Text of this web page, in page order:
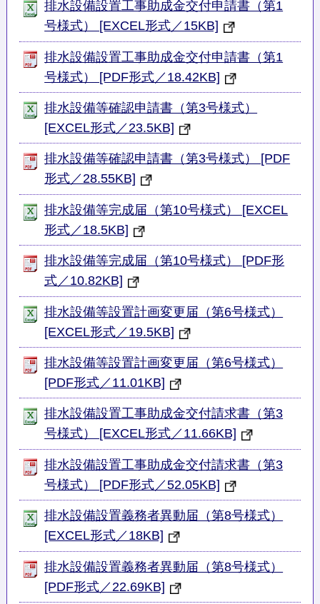
排水設備設置工事助成金交付申請書（第1
号様式） [EXCEL形式／15KB]
排水設備設置工事助成金交付申請書（第1
号様式） [PDF形式／18.42KB]
排水設備等確認申請書（第3号様式）
[EXCEL形式／23.5KB]
排水設備等確認申請書（第3号様式） [PDF
形式／28.55KB]
排水設備等完成届（第10号様式） [EXCEL
形式／18.5KB]
排水設備等完成届（第10号様式） [PDF形
式／10.82KB]
排水設備等設置計画変更届（第6号様式）
[EXCEL形式／19.5KB]
排水設備等設置計画変更届（第6号様式）
[PDF形式／11.01KB]
排水設備設置工事助成金交付請求書（第3
号様式） [EXCEL形式／11.66KB]
排水設備設置工事助成金交付請求書（第3
号様式） [PDF形式／52.05KB]
排水設備設置義務者異動届（第8号様式）
[EXCEL形式／18KB]
排水設備設置義務者異動届（第8号様式）
[PDF形式／22.69KB]